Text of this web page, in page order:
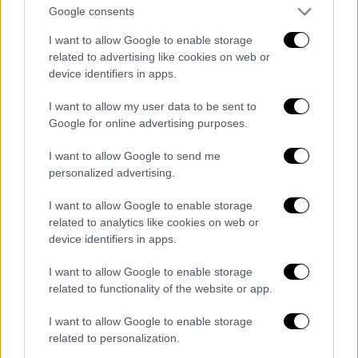
Google consents
I want to allow Google to enable storage
related to advertising like cookies on web or
device identifiers in apps.
I want to allow my user data to be sent to
Google for online advertising purposes.
I want to allow Google to send me
personalized advertising.
I want to allow Google to enable storage
related to analytics like cookies on web or
device identifiers in apps.
I want to allow Google to enable storage
related to functionality of the website or app.
I want to allow Google to enable storage
related to personalization.
δικονομία και την καταστήσατε τη
συγκεκριμένη λειτουργό μοναδική αρμόδια.
Ρίξατε πάνω της αυτό το βάρος. Και όταν
άσκησε τα καθήκοντά της καλώντας σε
απολογία τους υπευθύνους του Υπουργείου
Μεταφορών, υπηρεσιακούς προς το παρόν
ανέφερε η Ζωή Κωνσταντοπούλου.
Πυρά από όλους τους βουλευτές της
αντιπολίτευσης - Για αντιπολίτευση
που οδηγεί στον «βούρκο» έκανε λόγο
ο Γεωργιάδης
Αντιπολίτευση που οδηγεί στον «βούρκο
χαρακτήρισε ο υπουργός ΥγείαςΆδωνις
Γεωργιάδης,όσα ανέφεραν Σωκράτης